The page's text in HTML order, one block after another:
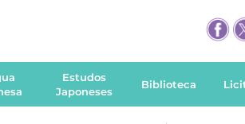
Estudos
Japoneses
Biblioteca